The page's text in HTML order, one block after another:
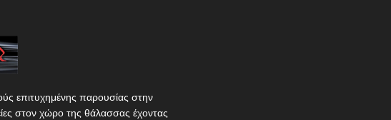
επιτυχημένης παρουσίας στην
στον χώρο της θάλασσας έχοντας